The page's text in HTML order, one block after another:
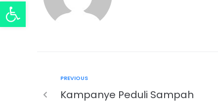
PREVIOUS
Kampanye Peduli Sampah
Open toolbar